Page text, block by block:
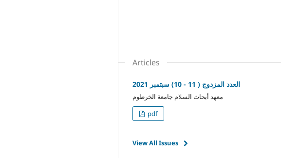
Articles
العدد المزدوج ( 11 - 10) سبتمبر 2021
معهد أبحاث السلام جامعة الخرطوم
pdf
View All Issues